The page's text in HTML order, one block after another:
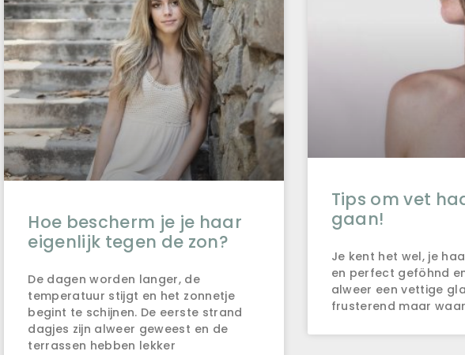
Hoe bescherm je je haar
eigenlijk tegen de zon?
De dagen worden langer, de
temperatuur stijgt en het zonnetje
begint te schijnen. De eerste strand
dagjes zijn alweer geweest en de
terrassen hebben lekker
Tips om vet
gaan!
Je kent het wel, je
en perfect geföhnd
alweer een vettige
frusterend maar